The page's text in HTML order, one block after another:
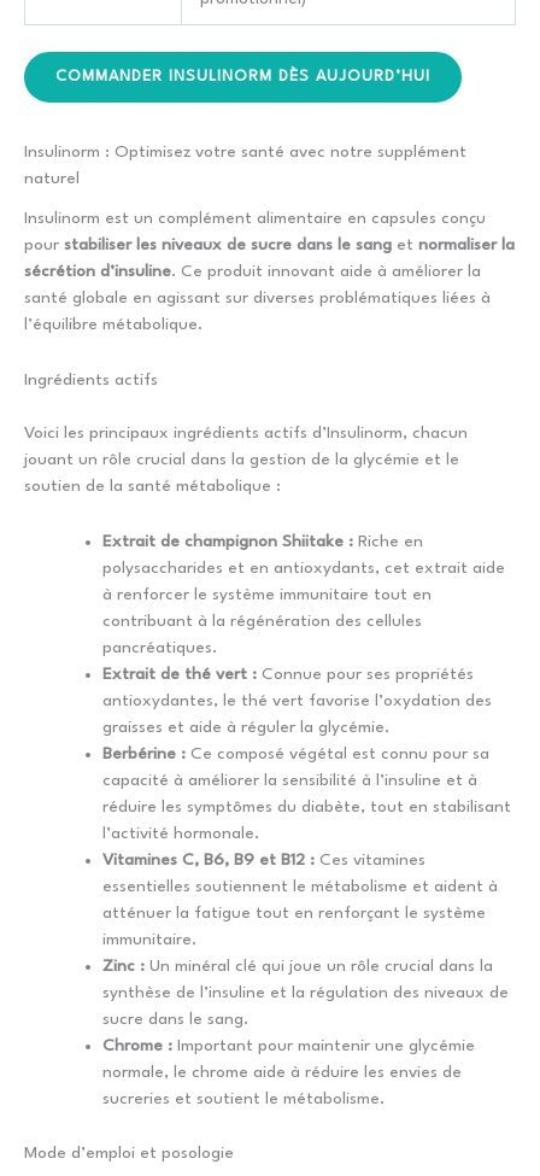
COMMANDER INSULINORM DÈS AUJOURD’HUI
Insulinorm : Optimisez votre santé avec notre supplément
naturel
Insulinorm est un complément alimentaire en capsules conçu
pour stabiliser les niveaux de sucre dans le sang et normaliser la
sécrétion d’insuline. Ce produit innovant aide à améliorer la
santé globale en agissant sur diverses problématiques liées à
l’équilibre métabolique.
Ingrédients actifs
Voici les principaux ingrédients actifs d’Insulinorm, chacun
jouant un rôle crucial dans la gestion de la glycémie et le
soutien de la santé métabolique :
Extrait de champignon Shiitake : Riche en
polysaccharides et en antioxydants, cet extrait aide
à renforcer le système immunitaire tout en
contribuant à la régénération des cellules
pancréatiques.
Extrait de thé vert : Connue pour ses propriétés
antioxydantes, le thé vert favorise l’oxydation des
graisses et aide à réguler la glycémie.
Berbérine : Ce composé végétal est connu pour sa
capacité à améliorer la sensibilité à l’insuline et à
réduire les symptômes du diabète, tout en stabilisant
l’activité hormonale.
Vitamines C, B6, B9 et B12 : Ces vitamines
essentielles soutiennent le métabolisme et aident à
atténuer la fatigue tout en renforçant le système
immunitaire.
Zinc : Un minéral clé qui joue un rôle crucial dans la
synthèse de l’insuline et la régulation des niveaux de
sucre dans le sang.
Chrome : Important pour maintenir une glycémie
normale, le chrome aide à réduire les envies de
sucreries et soutient le métabolisme.
Mode d’emploi et posologie